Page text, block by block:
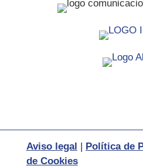
Aviso legal | Política de
de Cookies